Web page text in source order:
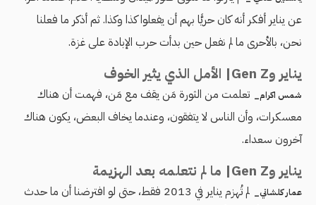
عن يناير أفكر أنه كان حريًّا بهم أن يفعلوا كذا وكذا. ثم أذكر ما فعلنا
نحن، بالأحرى ما لم نفعل حين بدأت حرب الإبادة على غزة.
يناير وGen Z| الأمل الذي يثير الخوف
شمس اكرام_ تعلمت من الثورة مَن يقف مع مَن، فهمت أن هناك
معسكرات، وأن الناس لا يتفقون، وعندما يخاف البعض، يكون هناك
آخرون سعداء.
يناير وGen Z| ما لم نتعلمه بعد الهزيمة
عمار كلشاني_
لم تُهزم يناير في 2013 فقط، حتى لو افترضنا أن ما حدث